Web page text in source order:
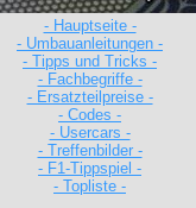
- Hauptseite -
- Umbauanleitungen -
- Tipps und Tricks -
- Fachbegriffe -
- Ersatzteilpreise -
- Codes -
- Usercars -
- Treffenbilder -
- F1-Tippspiel -
- Topliste -